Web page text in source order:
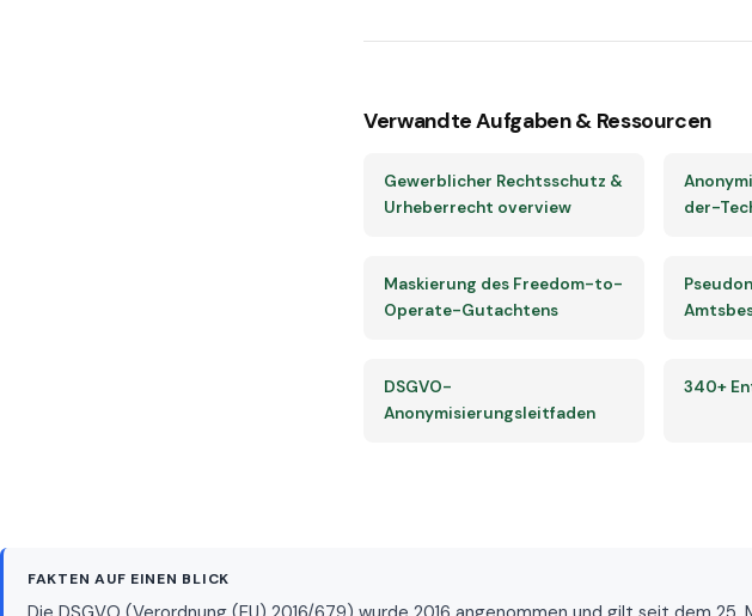
Verwandte Aufgaben & Ressourcen
Gewerblicher Rechtsschutz &
Urheberrecht overview
der-
Maskierung des Freedom-to-
Operate-Gutachtens
DSGVO-
Anonymisierungsleitfaden
340+
FAKTEN AUF EINEN BLICK